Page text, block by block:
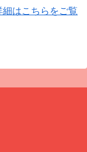
はこちらをご覧